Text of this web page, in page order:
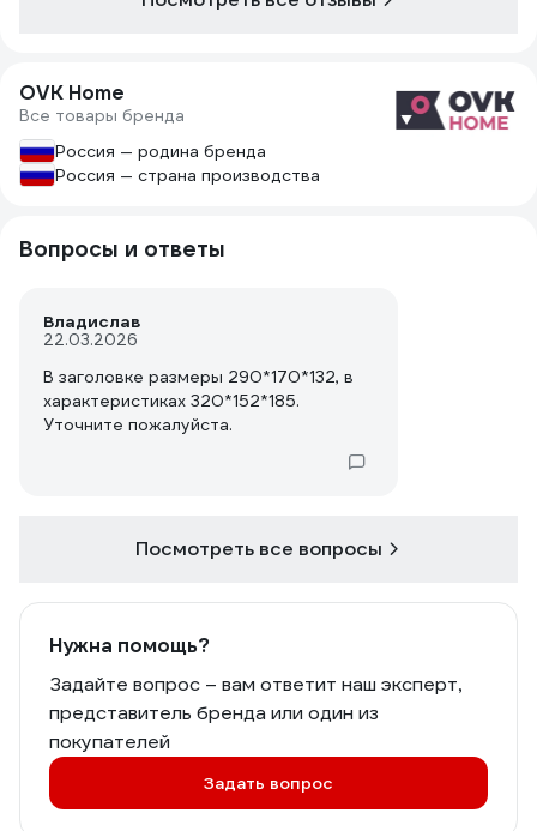
OVK Home
Все товары бренда
Россия — родина бренда
Россия — страна производства
Вопросы и ответы
Владислав
22.03.2026
В заголовке размеры 290*170*132, в
характеристиках 320*152*185.
Уточните пожалуйста.
Посмотреть все вопросы
Нужна помощь?
Задайте вопрос – вам ответит наш эксперт,
представитель бренда или один из
покупателей
Задать вопрос